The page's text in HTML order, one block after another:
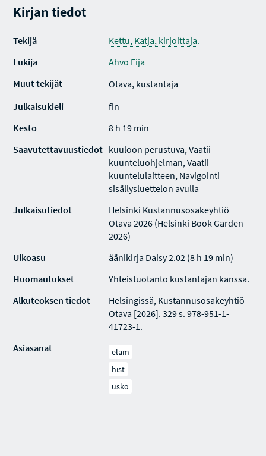
Kirjan tiedot
Tekijä
Kettu, Katja, kirjoittaja.
Lukija
Ahvo Eija
Muut tekijät
Otava, kustantaja
Julkaisukieli
fin
Kesto
8 h 19 min
Saavutettavuustiedot kuuloon perustuva, Vaatii
kuunteluohjelman, Vaatii
kuuntelulaitteen, Navigointi
sisällysluettelon avulla
Julkaisutiedot
Helsinki Kustannusosakeyhtiö
Otava 2026 (Helsinki Book Garden
2026)
Ulkoasu
äänikirja Daisy 2.02 (8 h 19 min)
Huomautukset
Yhteistuotanto kustantajan kanssa.
Alkuteoksen tiedot
Helsingissä, Kustannusosakeyhtiö
Otava [2026]. 329 s. 978-951-1-
41723-1.
Asiasanat
eläm
hist
usko